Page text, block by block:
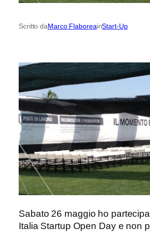
Scritto daMarco FlaboreainStart-Up
Sabato 26 maggio ho
Italia Startup Open Day e non